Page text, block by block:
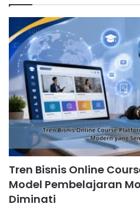
Tren Bisnis Online
Model Pembelajaran
Diminati